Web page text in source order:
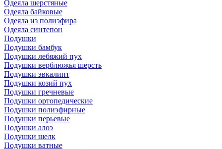
Одеяла шерстяные
Одеяла байковые
Одеяла из полиэфира
Одеяла синтепон
Подушки
Подушки бамбук
Подушки лебяжий пух
Подушки верблюжья шерсть
Подушки эвкалипт
Подушки козий пух
Подушки гречневые
Подушки ортопедические
Подушки полиэфирные
Подушки перьевые
Подушки алоэ
Подушки шелк
Подушки ватные